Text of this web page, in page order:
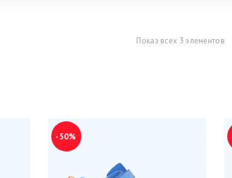
Показ всех 3 элементов
-50%